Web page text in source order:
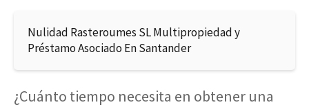
Nulidad Rasteroumes SL Multipropiedad y
Préstamo Asociado En Santander
¿Cuánto tiempo necesita en obtener una